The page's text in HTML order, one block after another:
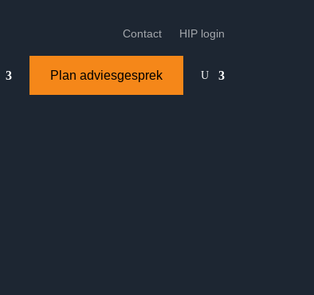
Contact HIP login
Plan adviesgesprek U